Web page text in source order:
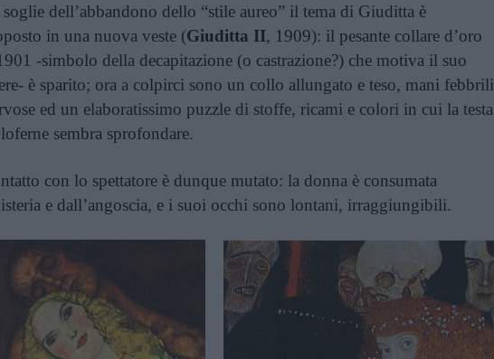
dell’abbandono dello “stile aureo” il tema di Giuditta è
in una nuova veste (Giuditta II, 1909): il pesante collare d’oro
-simbolo della decapitazione (o castrazione?) che motiva il suo
è sparito; ora a colpirci sono un collo allungato e teso, mani febbrili
ed un elaboratissimo puzzle di stoffe, ricami e colori in cui la testa
sembra sprofondare.
con lo spettatore è dunque mutato: la donna è consumata
e dall’angoscia, e i suoi occhi sono lontani, irraggiungibili.